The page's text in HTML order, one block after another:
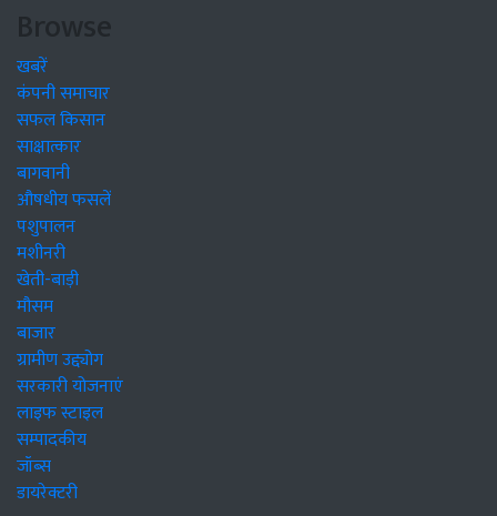
Browse
खबरें
कंपनी समाचार
सफल किसान
साक्षात्कार
बागवानी
औषधीय फसलें
पशुपालन
मशीनरी
खेती-बाड़ी
मौसम
बाजार
ग्रामीण उद्द्योग
सरकारी योजनाएं
लाइफ स्टाइल
सम्पादकीय
जॉब्स
डायरेक्टरी